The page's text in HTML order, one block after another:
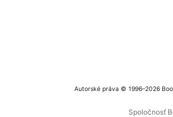
Autorské práva © 1996–2026
Spoločnosť